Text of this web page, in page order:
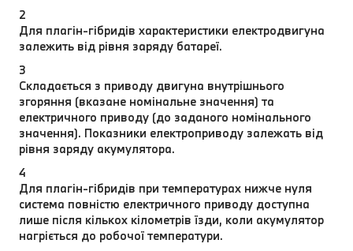
2
Для плагін-гібридів характеристики електродвигуна
залежить від рівня заряду батареї.
3
Складається з приводу двигуна внутрішнього
згоряння (вказане номінальне значення) та
електричного приводу (до заданого номінального
значення). Показники електроприводу залежать від
рівня заряду акумулятора.
4
Для плагін-гібридів при температурах нижче нуля
система повністю електричного приводу доступна
лише після кількох кілометрів їзди, коли акумулятор
нагріється до робочої температури.